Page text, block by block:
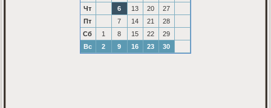
Чт
6 13 20
27
Пт
7 14 21
28
Сб
1 8 15 22
29
Вс
2 9 16 23 30